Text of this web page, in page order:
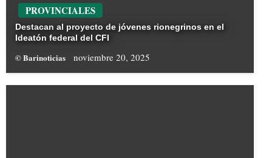
PROVINCIALES
Destacan al proyecto de jóvenes rionegrinos en el
Ideatón federal del CFI
© Barinoticias noviembre 20, 2025